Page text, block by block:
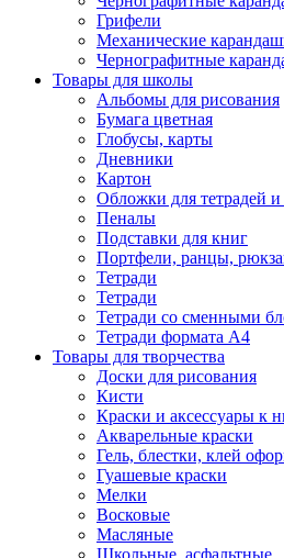
Грифели
Механические
Чернографитные
Товары для школы
Альбомы для рисования
Бумага цветная
Глобусы, карты
Дневники
Картон
Обложки для тетрадей и
Пеналы
Подставки для книг
Портфели, ранцы,
Тетради
Тетради
Тетради со сменными
Тетради формата А4
Товары для творчества
Доски для рисования
Кисти
Краски и аксессуары к
Акварельные краски
Гель, блестки, клей
Гуашевые краски
Мелки
Восковые
Масляные